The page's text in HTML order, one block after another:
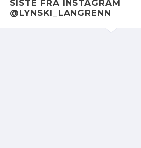
SISTE FRA INSTAGRAM
@LYNSKI_LANGRENN